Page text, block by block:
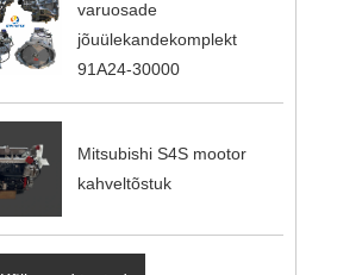
varuosade
jõuülekandekomplekt
91A24-30000
Mitsubishi S4S mootor
kahveltõstuk